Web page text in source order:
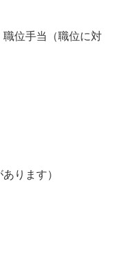
位手当（職位に対
ります）